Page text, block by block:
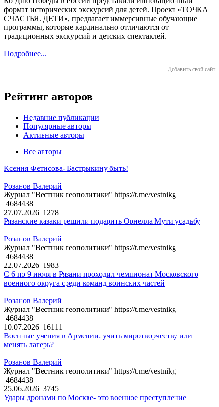
формат исторических экскурсий для детей. Проект «ТОЧКА
СЧАСТЬЯ. ДЕТИ», предлагает иммерсивные обучающие
программы, которые кардинально отличаются от
традиционных экскурсий и детских спектаклей.
Подробнее...
Добавить свой сайт
Рейтинг авторов
Недавние публикации
Популярные авторы
Активные авторы
Все авторы
Ксения Фетисова- Бастрыкину быть!
Розанов Валерий
Журнал "Вестник геополитики" https://t.me/vestnikg
4684438
27.07.2026 1278
Рязанские казаки решили подарить Орнелла Мути усадьбу
Розанов Валерий
Журнал "Вестник геополитики" https://t.me/vestnikg
4684438
22.07.2026 1983
С 6 по 9 июля в Рязани проходил чемпионат Московского
военного округа среди команд воинских частей
Розанов Валерий
Журнал "Вестник геополитики" https://t.me/vestnikg
4684438
10.07.2026 16111
Военные учения в Армении: учить миротворчеству или
менять лагерь?
Розанов Валерий
Журнал "Вестник геополитики" https://t.me/vestnikg
4684438
25.06.2026 3745
Удары дронами по Москве- это военное преступление